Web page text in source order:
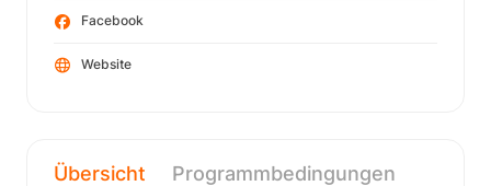
Facebook
Website
Übersicht Programmbedingungen